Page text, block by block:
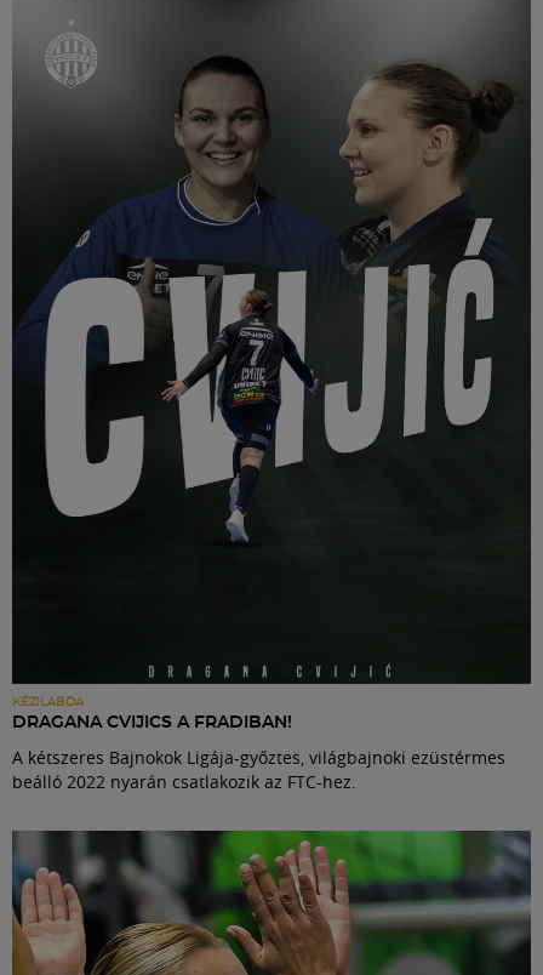
KÉZILABDA
DRAGANA CVIJICS A FRADIBAN!
A kétszeres Bajnokok Ligája-győztes, világbajnoki ezüstérmes
beálló 2022 nyarán csatlakozik az FTC-hez.